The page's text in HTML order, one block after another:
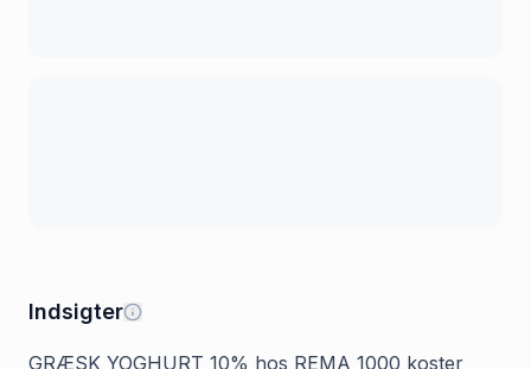
Indsigter
GRÆSK YOGHURT 10% hos REMA 1000 koster